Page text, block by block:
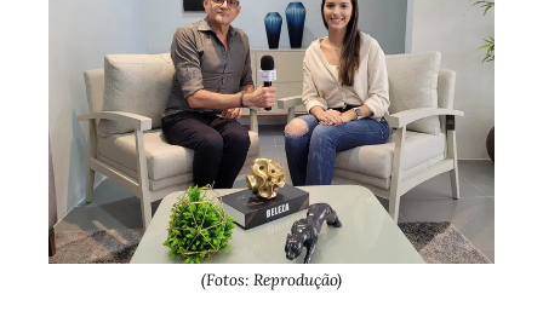
(Fotos: Reprodução)